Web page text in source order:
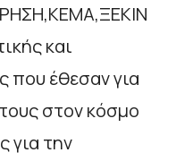
και
που έθεσαν για
στον κόσμο
για την